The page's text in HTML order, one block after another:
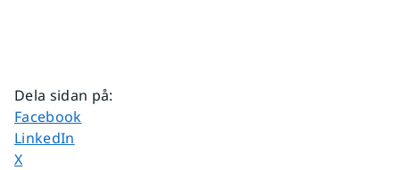
Dela sidan på:
Dela sidan på
Facebook
Dela sidan på
LinkedIn
Dela sidan på
X